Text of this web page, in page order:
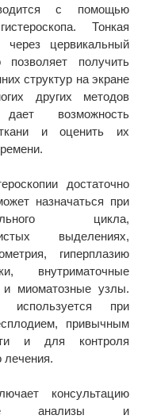
с помощью
Тонкая
через цервикальный
получить
структур на экране
других методов
возможность
ткани и оценить их
достаточно
назначаться при
цикла,
выделениях,
гиперплазию
внутриматочные
и миоматозные узлы.
при
привычным
и для контроля
лечения.
консультацию
анализы и